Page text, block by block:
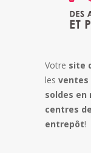
Votre site
les ventes
soldes en
centres
entrepôt!